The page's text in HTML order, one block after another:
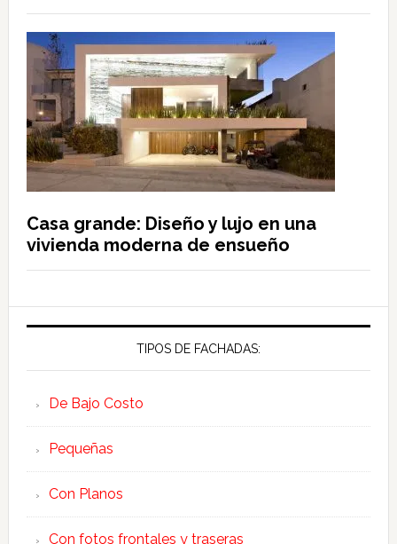
Casa grande: Diseño y lujo en una
vivienda moderna de ensueño
TIPOS DE FACHADAS:
De Bajo Costo
Pequeñas
Con Planos
Con fotos frontales y traseras